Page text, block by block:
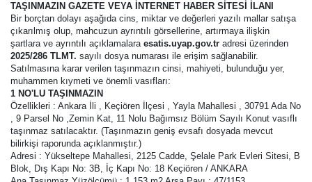
TAŞINMAZIN GAZETE VEYA İNTERNET HABER SİTESİ İLANI
Bir borçtan dolayı aşağıda cins, miktar ve değerleri yazılı mallar satışa
çıkarılmış olup, mahcuzun ayrıntılı görsellerine, artırmaya ilişkin
şartlara ve ayrıntılı açıklamalara esatis.uyap.gov.tr adresi üzerinden
2025/286 TLMT. sayılı dosya numarası ile erişim sağlanabilir.
Satılmasına karar verilen taşınmazın cinsi, mahiyeti, bulunduğu yer,
muhammen kıymeti ve önemli vasıfları:
1 NO'LU TAŞINMAZIN
Özellikleri : Ankara İli , Keçiören İlçesi , Yayla Mahallesi , 30791 Ada No
, 9 Parsel No ,Zemin Kat, 11 Nolu Bağımsız Bölüm Sayılı Konut vasıflı
taşınmaz satılacaktır. (Taşınmazın geniş evsafı dosyada mevcut
bilirkişi raporunda açıklanmıştır.)
Adresi : Yükseltepe Mahallesi, 2125 Cadde, Şelale Park Evleri Sitesi, B
Blok, Dış Kapı No: 3B, İç Kapı No: 18 Keçiören / ANKARA